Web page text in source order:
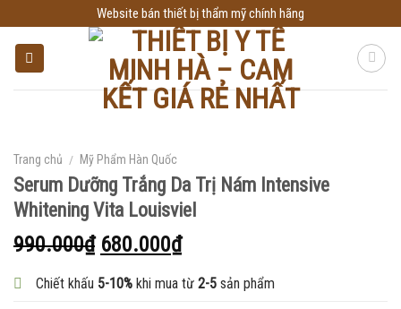
to
content
Website bán thiết bị thẩm mỹ chính hãng
Trang chủ / Mỹ Phẩm Hàn Quốc
Serum Dưỡng Trắng Da Trị Nám Intensive
Whitening Vita Louisviel
990.000₫ 680.000₫
Chiết khấu 5-10% khi mua từ 2-5 sản phẩm